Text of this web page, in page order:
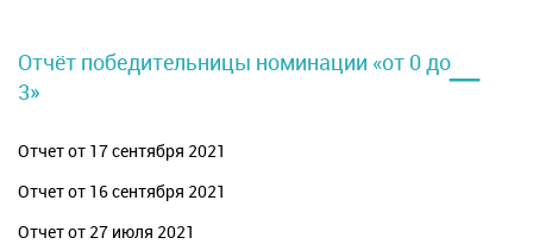
Отчёт победительницы номинации «от 0 до
3»
–
Отчет от 17 сентября 2021
Отчет от 16 сентября 2021
Отчет от 27 июля 2021